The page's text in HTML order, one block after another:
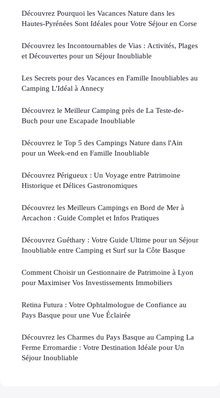
Découvrez Pourquoi les Vacances Nature dans les
Hautes-Pyrénées Sont Idéales pour Votre Séjour en Corse
Découvrez les Incontournables de Vias : Activités, Plages
et Découvertes pour un Séjour Inoubliable
Les Secrets pour des Vacances en Famille Inoubliables au
Camping L'Idéal à Annecy
Découvrez le Meilleur Camping près de La Teste-de-
Buch pour une Escapade Inoubliable
Découvrez le Top 5 des Campings Nature dans l'Ain
pour un Week-end en Famille Inoubliable
Découvrez Périgueux : Un Voyage entre Patrimoine
Historique et Délices Gastronomiques
Découvrez les Meilleurs Campings en Bord de Mer à
Arcachon : Guide Complet et Infos Pratiques
Découvrez Guéthary : Votre Guide Ultime pour un Séjour
Inoubliable entre Camping et Surf sur la Côte Basque
Comment Choisir un Gestionnaire de Patrimoine à Lyon
pour Maximiser Vos Investissements Immobiliers
Retina Futura : Votre Ophtalmologue de Confiance au
Pays Basque pour une Vue Éclairée
Découvrez les Charmes du Pays Basque au Camping La
Ferme Erromardie : Votre Destination Idéale pour Un
Séjour Inoubliable